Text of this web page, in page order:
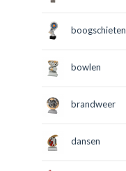
boogschieten
bowlen
brandweer
dansen